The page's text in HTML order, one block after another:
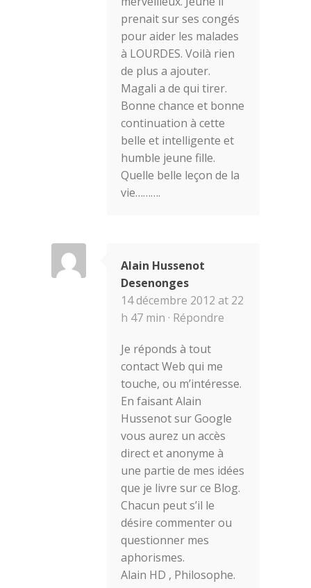
prenait sur ses congés
pour aider les malades
à LOURDES. Voilà rien
de plus a ajouter.
Magali a de qui tirer.
Bonne chance et bonne
continuation à cette
belle et intelligente et
humble jeune fille.
Quelle belle leçon de la
vie……….
Alain Hussenot
Desenonges
14 décembre 2012 at 22
h 47 min · Répondre
Je réponds à tout
contact Web qui me
touche, ou m’intéresse.
En faisant Alain
Hussenot sur Google
vous aurez un accès
direct et anonyme à
une partie de mes idées
que je livre sur ce Blog.
Chacun peut s’il le
désire commenter ou
questionner mes
aphorismes.
Alain HD , Philosophe.